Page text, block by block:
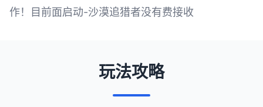
作！目前面启动-沙漠追猎者没有费接收
玩法攻略